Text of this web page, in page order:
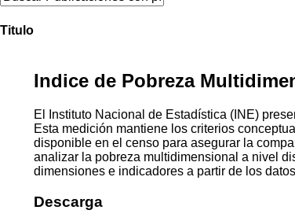
Titulo
Indice de Pobreza
El Instituto Nacional de Estadística (INE)
Esta medición mantiene los criterios
disponible en el censo para asegurar la
analizar la pobreza multidimensional a nivel
dimensiones e indicadores a partir de los
Descarga